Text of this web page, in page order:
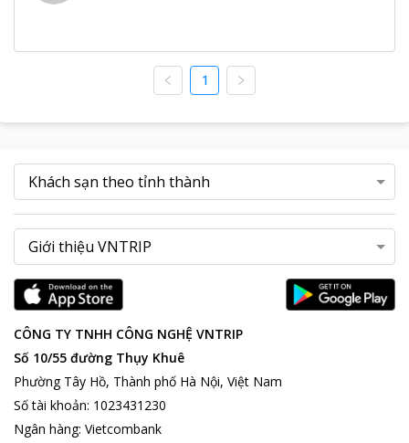
1
CÔNG TY TNHH CÔNG NGHỆ VNTRIP
Số 10/55 đường Thụy Khuê
Phường Tây Hồ, Thành phố Hà Nội, Việt Nam
Số tài khoản: 1023431230
Ngân hàng: Vietcombank